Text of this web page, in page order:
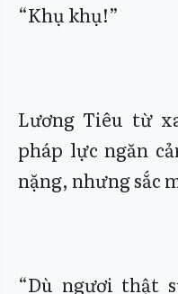
“Khụ khụ!”
Lương Tiêu từ
pháp lực ngăn
nặng, nhưng sắc
“Dù ngươi thật